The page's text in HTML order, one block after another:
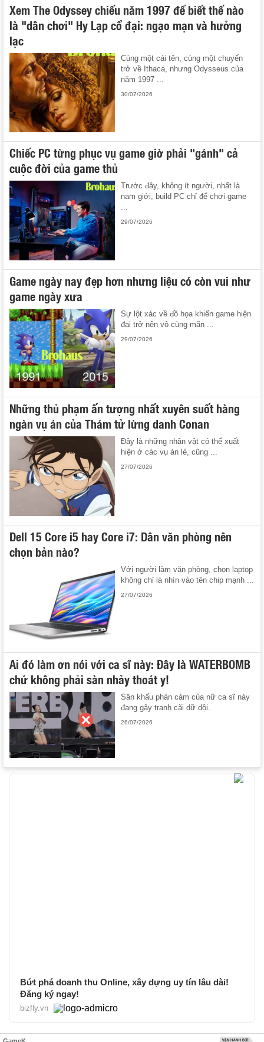
Xem The Odyssey chiếu năm 1997 để biết thế nào
là "dân chơi" Hy Lạp cổ đại: ngạo mạn và hưởng
lạc
Cùng một cái tên, cùng một chuyến
trở về Ithaca, nhưng Odysseus của
năm 1997 ...
30/07/2026
Chiếc PC từng phục vụ game giờ phải "gánh" cả
cuộc đời của game thủ
Trước đây, không ít người, nhất là
nam giới, build PC chỉ để chơi game
...
29/07/2026
Game ngày nay đẹp hơn nhưng liệu có còn vui như
game ngày xưa
Sự lột xác về đồ họa khiến game hiện
đại trở nên vô cùng mãn ...
29/07/2026
Những thủ phạm ấn tượng nhất xuyên suốt hàng
ngàn vụ án của Thám tử lừng danh Conan
Đây là những nhân vật có thể xuất
hiện ở các vụ án lẻ, cũng ...
27/07/2026
Dell 15 Core i5 hay Core i7: Dân văn phòng nên
chọn bản nào?
Với người làm văn phòng, chọn laptop
không chỉ là nhìn vào tên chip mạnh ...
27/07/2026
Ai đó làm ơn nói với ca sĩ này: Đây là WATERBOMB
chứ không phải sàn nhảy thoát y!
Sân khấu phản cảm của nữ ca sĩ này
đang gây tranh cãi dữ dội.
26/07/2026
Bứt phá doanh thu Online, xây dựng uy tín lâu dài!
Đăng ký ngay!
bizfly.vn